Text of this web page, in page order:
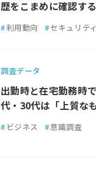
歴をこまめに確認す
#利用動向 #セキュリティ
調査データ
出勤時と在宅勤務時
代・30代は「上質な
# ビジネス #意識調査